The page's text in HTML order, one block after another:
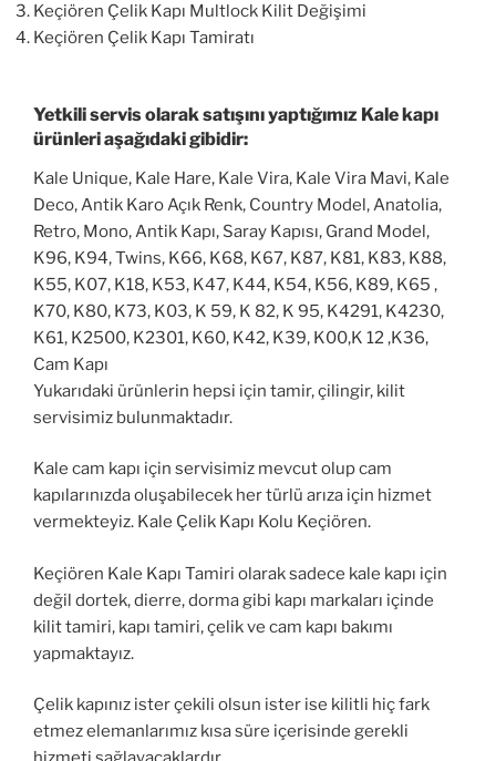
Keçiören Çelik Kapı Multlock Kilit Değişimi
Keçiören Çelik Kapı Tamiratı
Yetkili servis olarak satışını yaptığımız Kale kapı
ürünleri aşağıdaki gibidir:
Kale Unique, Kale Hare, Kale Vira, Kale Vira Mavi, Kale
Deco, Antik Karo Açık Renk, Country Model, Anatolia,
Retro, Mono, Antik Kapı, Saray Kapısı, Grand Model,
K96, K94, Twins, K66, K68, K67, K87, K81, K83, K88,
K55, K07, K18, K53, K47, K44, K54, K56, K89, K65 ,
K70, K80, K73, K03, K 59, K 82, K 95, K4291, K4230,
K61, K2500, K2301, K60, K42, K39, K00,K 12 ,K36,
Cam Kapı
Yukarıdaki ürünlerin hepsi için tamir, çilingir, kilit
servisimiz bulunmaktadır.
Kale cam kapı için servisimiz mevcut olup cam
kapılarınızda oluşabilecek her türlü arıza için hizmet
vermekteyiz. Kale Çelik Kapı Kolu Keçiören.
Keçiören Kale Kapı Tamiri olarak sadece kale kapı için
değil dortek, dierre, dorma gibi kapı markaları içinde
kilit tamiri, kapı tamiri, çelik ve cam kapı bakımı
yapmaktayız.
Çelik kapınız ister çekili olsun ister ise kilitli hiç fark
etmez elemanlarımız kısa süre içerisinde gerekli